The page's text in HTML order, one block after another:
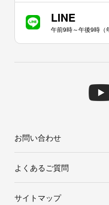
LINE
午前9時～午後9時（
お問い合わせ
よくあるご質問
サイトマップ